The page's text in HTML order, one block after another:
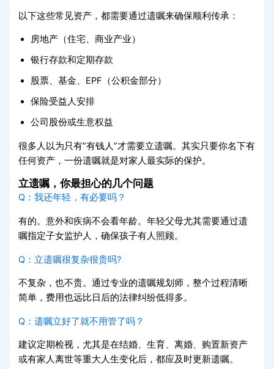
以下这些常见资产，都需要通过遗嘱来确保顺利传承：
房地产（住宅、商业产业）
银行存款和定期存款
股票、基金、EPF（公积金部分）
保险受益人安排
公司股份或生意权益
很多人以为只有”有钱人”才需要立遗嘱。其实只要你名下有
任何资产，一份遗嘱就是对家人最实际的保护。
立遗嘱，你最担心的几个问题
Q：我还年轻，有必要吗？
有的。意外和疾病不会看年龄。年轻父母尤其需要通过遗
嘱指定子女监护人，确保孩子有人照顾。
Q：立遗嘱很复杂很贵吗?
不复杂，也不贵。通过专业的遗嘱规划师，整个过程清晰
简单，费用也远比日后的法律纠纷低得多。
Q：遗嘱立好了就不用管了吗？
建议定期检视，尤其是在结婚、生育、离婚、购置新资产
或有家人离世等重大人生变化后，都应及时更新遗嘱。